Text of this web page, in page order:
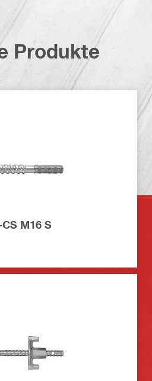
Produkte
M16 S